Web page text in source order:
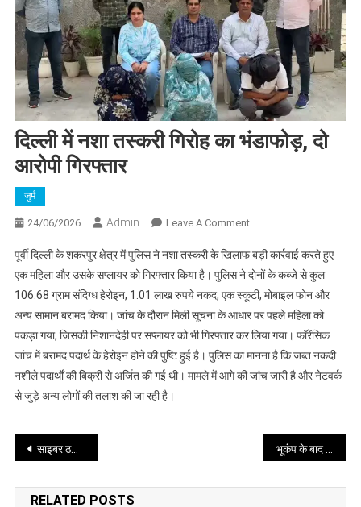
दिल्ली में नशा तस्करी गिरोह का भंडाफोड़, दो
आरोपी गिरफ्तार
जुर्म
24/06/2026 Admin Leave A CommentOn
में
नशा
तस्करी
गिरोह
का
भंडाफोड़,
दो
पूर्वी दिल्ली के शकरपुर क्षेत्र में पुलिस ने नशा तस्करी के खिलाफ बड़ी कार्रवाई करते हुए
एक महिला और उसके सप्लायर को गिरफ्तार किया है। पुलिस ने दोनों के कब्जे से कुल
106.68 ग्राम संदिग्ध हेरोइन, 1.01 लाख रुपये नकद, एक स्कूटी, मोबाइल फोन और
अन्य सामान बरामद किया। जांच के दौरान मिली सूचना के आधार पर पहले महिला को
पकड़ा गया, जिसकी निशानदेही पर सप्लायर को भी गिरफ्तार कर लिया गया। फॉरेंसिक
जांच में बरामद पदार्थ के हेरोइन होने की पुष्टि हुई है। पुलिस का मानना है कि जब्त नकदी
नशीले पदार्थों की बिक्री से अर्जित की गई थी। मामले में आगे की जांच जारी है और नेटवर्क
से जुड़े अन्य लोगों की तलाश की जा रही है।
Post
navigation
साइबर ठगी में इस्तेमाल बैंक खाते उपलब्ध कराने वाले गिरोह का पर्दाफाश
RELATED POSTS